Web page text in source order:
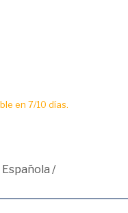
en 7/10 días.
/